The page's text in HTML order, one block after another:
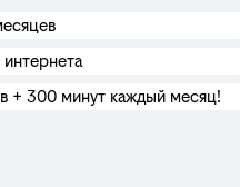
+ 300 минут каждый месяц!